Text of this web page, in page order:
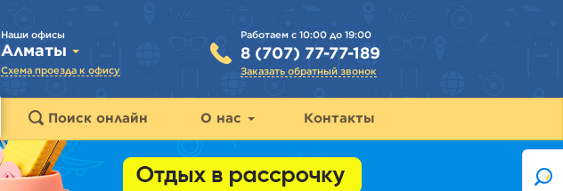
Работаем с 10:00 до 19:00
8 (707) 77-77-189
Заказать обратный звонок
Наши офисы
Алматы
Схема проезда к офису
Поиск онлайн О нас Контакты